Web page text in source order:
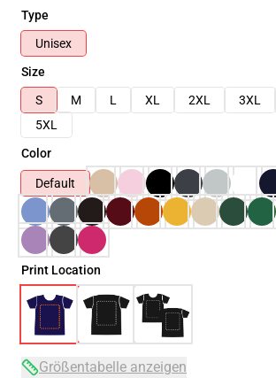
Type
Unisex
Size
S
M L XL 2XL 3XL
5XL
Color
Default
Print Location
Größentabelle anzeigen